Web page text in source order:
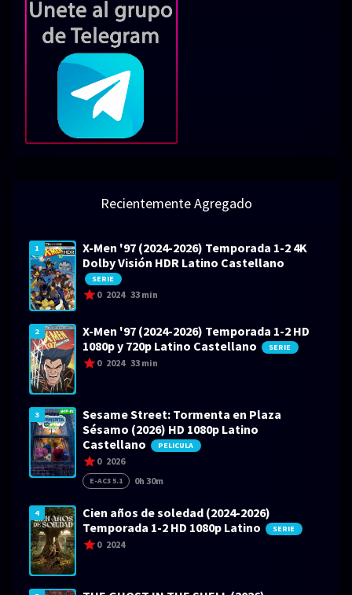
Recientemente Agregado
1
X-Men '97 (2024-2026) Temporada 1-2 4K
Dolby Visión HDR Latino Castellano
SERIE
0 2024 33 min
2
X-Men '97 (2024-2026) Temporada 1-2 HD
1080p y 720p Latino Castellano
SERIE
0 2024 33 min
3
Sesame Street: Tormenta en Plaza
Sésamo (2026) HD 1080p Latino
Castellano
PELICULA
0 2026
E-AC3 5.1 0h 30m
4
Cien años de soledad (2024-2026)
Temporada 1-2 HD 1080p Latino
SERIE
0 2024